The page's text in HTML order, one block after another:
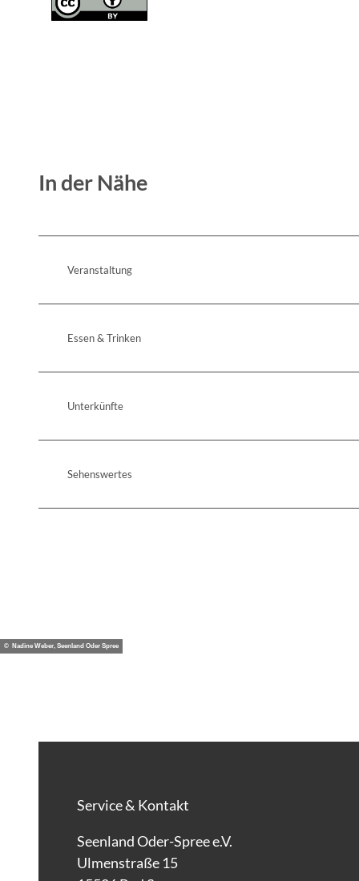
In der Nähe
Veranstaltung
Essen & Trinken
Unterkünfte
Sehenswertes
© Nadine Weber, Seenland Oder Spree
Service & Kontakt
Seenland Oder-Spree e.V.
Ulmenstraße 15